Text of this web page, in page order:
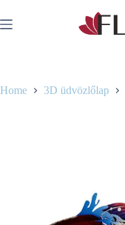
to
content
Home 3D üdvözlőlap